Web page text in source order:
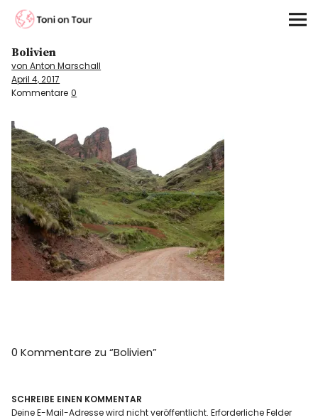
Toni on Tour
Startseite
About
On the Road
Kontinente
Kontakt
Bolivien
von Anton Marschall
April 4, 2017
Kommentare 0
0 Kommentare zu “Bolivien”
SCHREIBE EINEN KOMMENTAR
Deine E-Mail-Adresse wird nicht veröffentlicht. Erforderliche Felder